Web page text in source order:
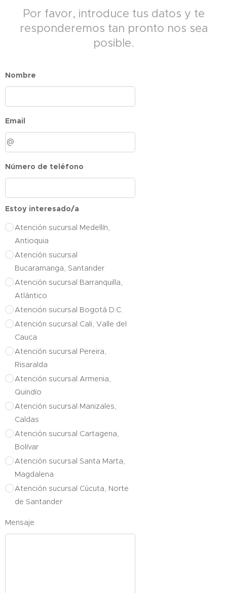
Por favor, introduce tus datos y te
responderemos tan pronto nos sea
posible.
Nombre
Email
Número de teléfono
Estoy interesado/a
Atención sucursal Medellín,
Antioquia
Atención sucursal
Bucaramanga, Santander
Atención sucursal Barranquilla,
Atlántico
Atención sucursal Bogotá D.C.
Atención sucursal Cali, Valle del
Cauca
Atención sucursal Pereira,
Risaralda
Atención sucursal Armenia,
Quindío
Atención sucursal Manizales,
Caldas
Atención sucursal Cartagena,
Bolívar
Atención sucursal Santa Marta,
Magdalena
Atención sucursal Cúcuta, Norte
de Santander
Mensaje